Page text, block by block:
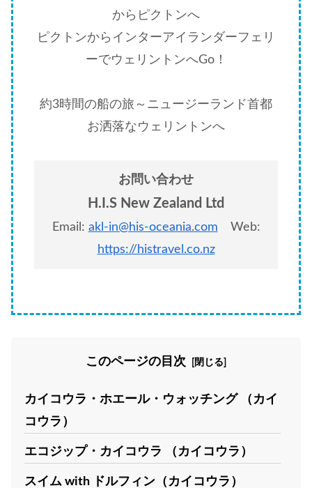
からピクトンへ
ピクトンからインターアイランダーフェリ
ーでウェリントンへGo！
約3時間の船の旅～ニュージーランド首都
お洒落なウェリントンへ
お問い合わせ
H.I.S New Zealand Ltd
Email: akl-in@his-oceania.com Web:
https://histravel.co.nz
このページの目次
カイコウラ・ホエール・ウォッチング （カイ
コウラ）
エコジップ・カイコウラ （カイコウラ）
スイム with ドルフィン（カイコウラ）